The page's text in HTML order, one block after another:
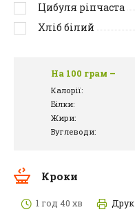
Цибуля ріпчаста
Хліб білий
На 100 грам –
Калорії:
Білки:
Жири:
Вуглеводи:
Кроки
1 год 40 хв Друк